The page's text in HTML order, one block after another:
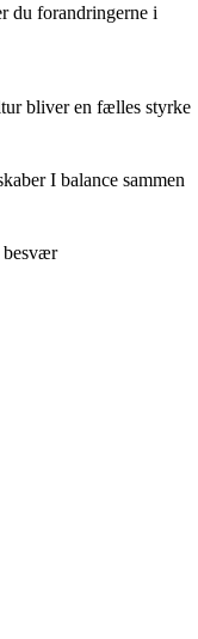
du forandringerne i
bliver en fælles styrke
I balance sammen
besvær